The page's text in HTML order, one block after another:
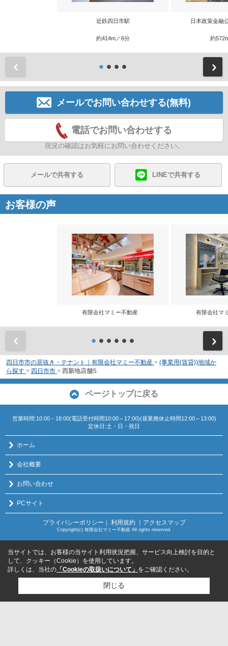
近鉄四日市駅
約414m／6分
日本政策金融
約
メールでお問い合わせする(無料)
電話でお問い合わせする
現況の確認はお気軽にお問い合わせください。
メールで共有する LINEで共有する
お客様の声
有限会社マミー不動産 有限会社
四日市市の居抜き・テナント｜有限会社マミー不動産 > (事業用(賃貸))地域か
ら探す > 四日市市 > 西新地店舗S
ページトップに戻る
営業時間:10:00－18:00(電話受付時間10:00～17:00)(昼業務休止時間12:00～13:00)
定休日:土・日・祝日
ホーム
会社概要
お問い合わせ
PCサイト
プライバシーポリシー 利用規約 ｜アクセスマップ
Copyright(c) 有限会社マミー不動産 All rights reserved.
当サイトでは、お客様の当サイト利用状況把握、サービス向上検討を目的と
して、クッキー（Cookie）を使用しています。
詳しくは、当社の 「Cookieの取扱いについて」 をご確認ください。
閉じる